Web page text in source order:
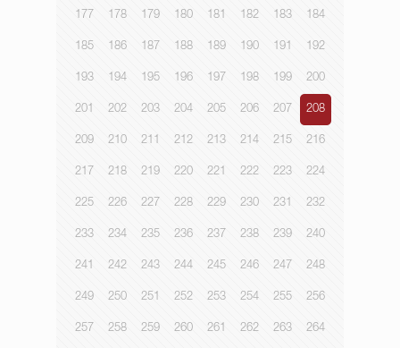
177 178 179 180 181 182 183 184
185 186 187 188 189 190 191 192
193 194 195 196 197 198 199 200
201 202 203 204 205 206 207 208
209 210 211 212 213 214 215 216
217 218 219 220 221 222 223 224
225 226 227 228 229 230 231 232
233 234 235 236 237 238 239 240
241 242 243 244 245 246 247 248
249 250 251 252 253 254 255 256
257 258 259 260 261 262 263 264